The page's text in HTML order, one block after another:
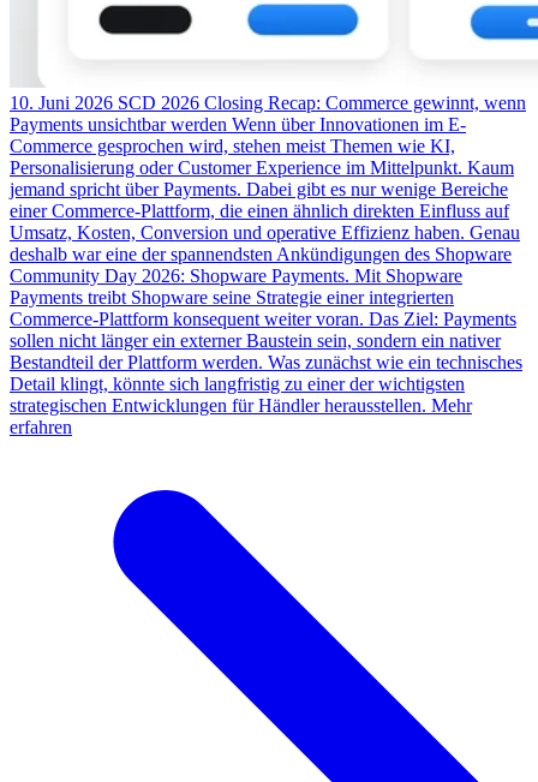
10. Juni 2026 SCD 2026 Closing Recap: Commerce gewinnt, wenn
Payments unsichtbar werden Wenn über Innovationen im E-
Commerce gesprochen wird, stehen meist Themen wie KI,
Personalisierung oder Customer Experience im Mittelpunkt. Kaum
jemand spricht über Payments. Dabei gibt es nur wenige Bereiche
einer Commerce-Plattform, die einen ähnlich direkten Einfluss auf
Umsatz, Kosten, Conversion und operative Effizienz haben. Genau
deshalb war eine der spannendsten Ankündigungen des Shopware
Community Day 2026: Shopware Payments. Mit Shopware
Payments treibt Shopware seine Strategie einer integrierten
Commerce-Plattform konsequent weiter voran. Das Ziel: Payments
sollen nicht länger ein externer Baustein sein, sondern ein nativer
Bestandteil der Plattform werden. Was zunächst wie ein technisches
Detail klingt, könnte sich langfristig zu einer der wichtigsten
strategischen Entwicklungen für Händler herausstellen. Mehr
erfahren